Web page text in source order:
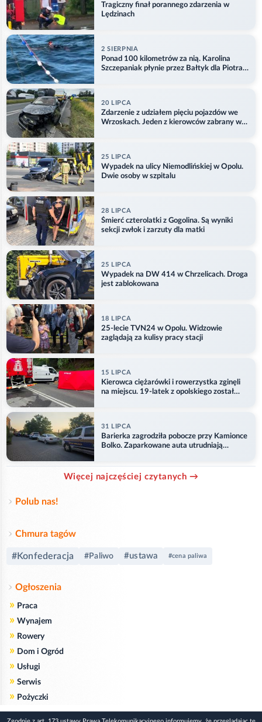
Tragiczny finał porannego zdarzenia w
Lędzinach
2 SIERPNIA
Ponad 100 kilometrów za nią. Karolina
Szczepaniak płynie przez Bałtyk dla Piotra.
20 LIPCA
Zdarzenie z udziałem pięciu pojazdów we
Wrzoskach. Jeden z kierowców zabrany w
25 LIPCA
Wypadek na ulicy Niemodlińskiej w Opolu.
Dwie osoby w szpitalu
28 LIPCA
Śmierć czterolatki z Gogolina. Są wyniki
sekcji zwłok i zarzuty dla matki
25 LIPCA
Wypadek na DW 414 w Chrzelicach. Droga
jest zablokowana
18 LIPCA
25-lecie TVN24 w Opolu. Widzowie
zaglądają za kulisy pracy stacji
15 LIPCA
Kierowca ciężarówki i rowerzystka zginęli
na miejscu. 19-latek z opolskiego został
31 LIPCA
Barierka zagrodziła pobocze przy Kamionce
Bolko. Zaparkowane auta utrudniają
Więcej najczęściej czytanych →
Polub nas!
Chmura tagów
#Konfederacja #Paliwo #ustawa #cena paliwa
Ogłoszenia
» Praca
» Wynajem
» Rowery
» Dom i Ogród
» Usługi
» Serwis
» Pożyczki